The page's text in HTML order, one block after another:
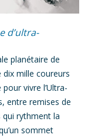
d’ultra-
planétaire de
dix mille coureurs
vivre l’Ultra-
entre remises de
qui rythment la
sommet